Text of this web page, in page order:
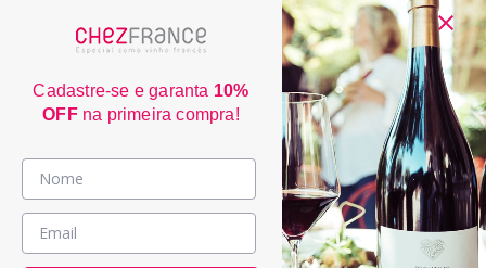
Vinhos >
País / Região >
Cadastre-se e garanta 10%
OFFna primeira compra!